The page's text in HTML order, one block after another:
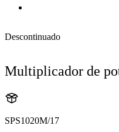
Descontinuado
Multiplicador de
SPS1020M/17